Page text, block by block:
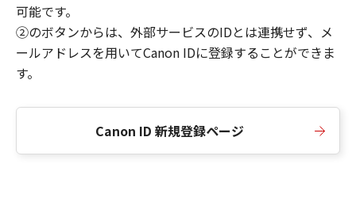
可能です。
②のボタンからは、外部サービスのIDとは連携せず、メ
ールアドレスを用いてCanon IDに登録することができま
す。
Canon ID 新規登録ページ